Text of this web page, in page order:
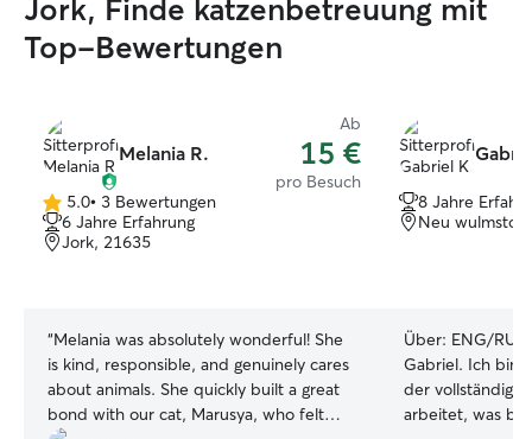
Jork, Finde katzenbetreuung mit
Top-Bewertungen
Melania R.
Ab
15 €
pro Besuch
5.0
von
5
5.0• 3 Bewertungen
6 Jahre Erfahrung
Jork, 21635
“Melania was absolutely wonderful! She
is kind, responsible, and genuinely cares
about animals. She quickly built a great
bond with our cat, Marusya, who felt
8 Jahre
Neu wulmstorf
Über: ENG/RUS/LV/DE
Gabriel. Ich bin
der vollständig
arbeitet, was